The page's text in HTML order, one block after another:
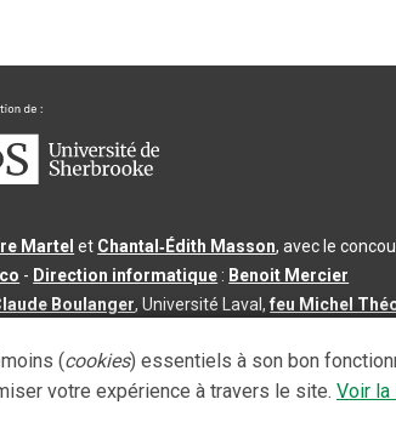
Martel et Chantal‑Édith Masson, avec le
- Direction informatique : Benoit Mercier
Boulanger, Université Laval,feu Michel
|3.2.2- Dernière mise à jour du contenu :
(cookies) essentiels à son bon
votre expérience à travers le site. Voir